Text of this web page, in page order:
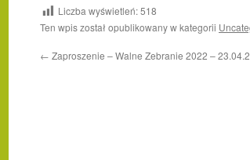
Liczba wyświetleń:518
Ten wpis został opublikowany w kategorii
← Zaproszenie – Walne Zebranie 2022 –